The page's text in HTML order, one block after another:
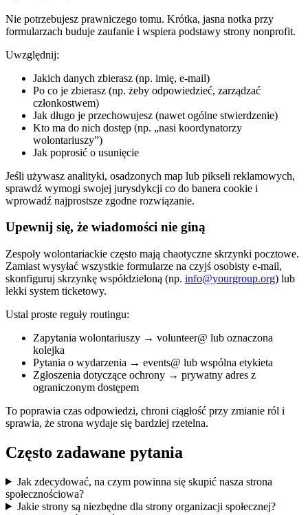
Nie potrzebujesz prawniczego tomu. Krótka, jasna notka przy
formularzach buduje zaufanie i wspiera podstawy strony nonprofit.
Uwzględnij:
Jakich danych zbierasz (np. imię, e-mail)
Po co je zbierasz (np. żeby odpowiedzieć, zarządzać
członkostwem)
Jak długo je przechowujesz (nawet ogólne stwierdzenie)
Kto ma do nich dostęp (np. „nasi koordynatorzy
wolontariuszy”)
Jak poprosić o usunięcie
Jeśli używasz analityki, osadzonych map lub pikseli reklamowych,
sprawdź wymogi swojej jurysdykcji co do banera cookie i
wprowadź najprostsze zgodne rozwiązanie.
Upewnij się, że wiadomości nie giną
Zespoły wolontariackie często mają chaotyczne skrzynki pocztowe.
Zamiast wysyłać wszystkie formularze na czyjś osobisty e-mail,
skonfiguruj skrzynkę współdzieloną (np. info@yourgroup.org) lub
lekki system ticketowy.
Ustal proste reguły routingu:
Zapytania wolontariuszy → volunteer@ lub oznaczona
kolejka
Pytania o wydarzenia → events@ lub wspólna etykieta
Zgłoszenia dotyczące ochrony → prywatny adres z
ograniczonym dostępem
To poprawia czas odpowiedzi, chroni ciągłość przy zmianie ról i
sprawia, że strona wydaje się bardziej rzetelna.
Często zadawane pytania
Jak zdecydować, na czym powinna się skupić nasza strona
społecznościowa?
Jakie strony są niezbędne dla strony organizacji społecznej?